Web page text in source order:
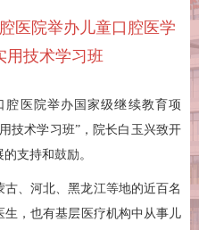
医院举办儿童口腔医学
用技术学习班
腔医院举办国家级继续教育项
技术学习班”，院长白玉兴致开
支持和鼓励。
、河北、黑龙江等地的近百名
生，也有基层医疗机构中从事儿